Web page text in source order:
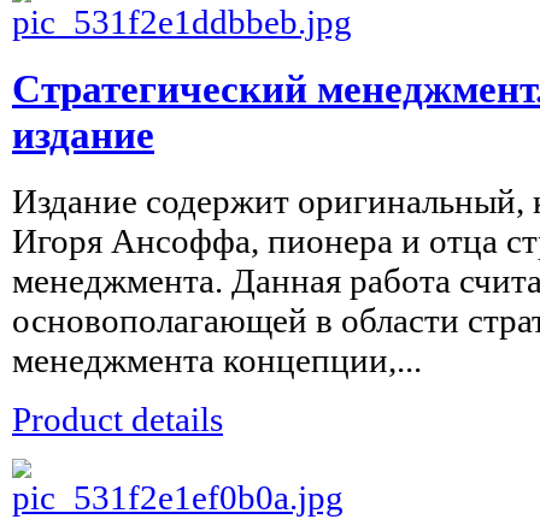
Стратегический
издание
Издание содержит оригинальный,
Игоря Ансоффа, пионера и отца
менеджмента. Данная работа
основополагающей в области
менеджмента концепции,...
Product details